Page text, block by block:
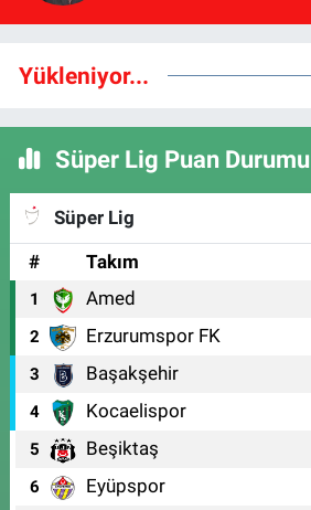
Yükleniyor...
Süper Lig Puan Durumu
Süper Lig
#
Takım
1 Amed
2 Erzurumspor FK
3 Başakşehir
4 Kocaelispor
5 Beşiktaş
6 Eyüpspor